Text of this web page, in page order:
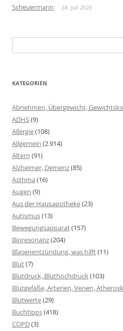
Scheuermann 24. Juli 2026
nach:
KATEGORIEN
Abnehmen, Übergewicht,
ADHS(9)
Allergie(108)
Allgemein (2.914)
Altern (91)
Alzheimer, Demenz(85)
Asthma (16)
Augen (9)
Aus der Hausapotheke(23)
Autismus(13)
Bewegungsapparat(157)
Bioresonanz(204)
Blasenentzündung, was hilft(11)
Blut(7)
Blutdruck, Bluthochdruck(103)
Blutgefäße, Arterien, Venen,
Blutwerte(29)
Buchtipps(418)
COPD(3)